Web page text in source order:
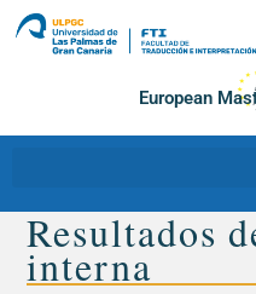
European
Resultados
interna